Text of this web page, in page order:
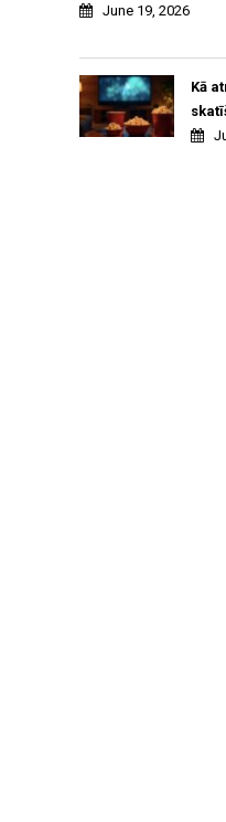
June 19, 2026
Kā